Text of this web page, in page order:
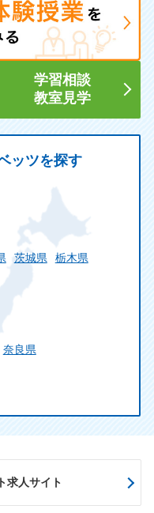
学習相談
教室見学
ッツを探す
茨城県
栃木県
奈良県
求人サイト